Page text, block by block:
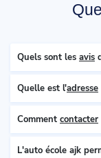
Quels sont les avis
Quelle est l'adresse
Comment contacter